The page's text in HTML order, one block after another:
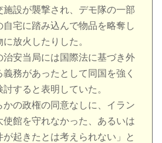
設が襲撃され、デモ隊の一部
宅に踏み込んで物品を略奪し
放火したりした。
治安当局には国際法に基づき外
務があったとして同国を強く
すると表明していた。
の政権の同意なしに、イラン
館を守れなかった、あるいは
が起きたとは考えられない」と